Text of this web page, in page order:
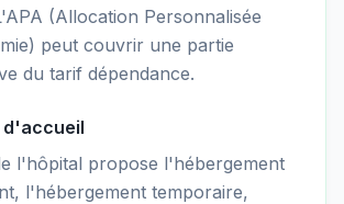
(Allocation Personnalisée
peut couvrir une partie
du tarif dépendance.
d'accueil
l'hôpital propose l'hébergement
l'hébergement temporaire,